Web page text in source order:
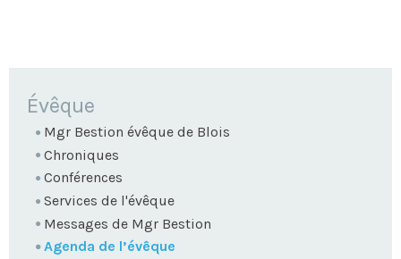
NAVIGATION
Évêque
Mgr Bestion évêque de Blois
Chroniques
Conférences
Services de l'évêque
Messages de Mgr Bestion
Agenda de l’évêque